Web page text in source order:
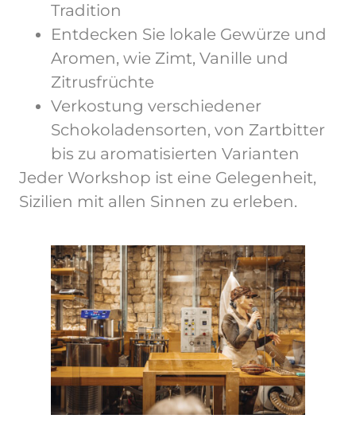
Tradition
Entdecken Sie lokale Gewürze und
Aromen, wie Zimt, Vanille und
Zitrusfrüchte
Verkostung verschiedener
Schokoladensorten, von Zartbitter
bis zu aromatisierten Varianten
Jeder Workshop ist eine Gelegenheit,
Sizilien mit allen Sinnen zu erleben.